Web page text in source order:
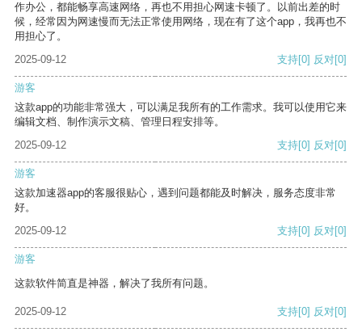
作办公，都能畅享高速网络，再也不用担心网速卡顿了。以前出差的时
候，经常因为网速慢而无法正常使用网络，现在有了这个app，我再也不
用担心了。
2025-09-12
支持[0] 反对[0]
游客
这款app的功能非常强大，可以满足我所有的工作需求。我可以使用它来
编辑文档、制作演示文稿、管理日程安排等。
2025-09-12
支持[0] 反对[0]
游客
这款加速器app的客服很贴心，遇到问题都能及时解决，服务态度非常
好。
2025-09-12
支持[0] 反对[0]
游客
这款软件简直是神器，解决了我所有问题。
2025-09-12 支持[0] 反对[0]